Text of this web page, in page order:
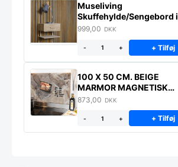
Museliving
Skuffehylde/Sengebord i
massiv eg
999,00 DKK
- + + Tilføj
100 X 50 CM. BEIGE
MARMOR MAGNETISK
STÆNKPLADE
873,00 DKK
- + + Tilføj